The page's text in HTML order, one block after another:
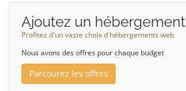
Ajoutez un hébergement
Profitez d'un vaste choix d'hébergements web
Nous avons des offres pour chaque budget
Parcourez les offres